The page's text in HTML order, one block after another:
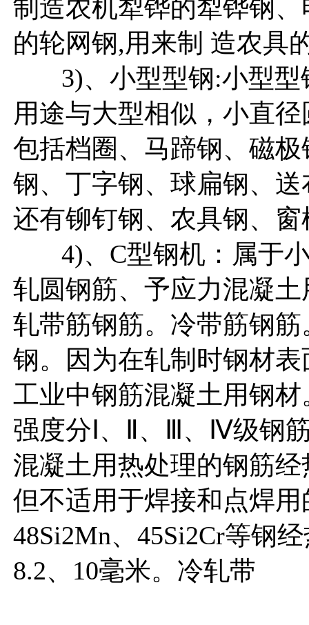
制造农机犁铧的犁铧钢
的轮网钢,用来制 造农具
3)、小型型钢:小型型
用途与大型相似，小直
包括档圈、马蹄钢、磁
钢、丁字钢、球扁钢、
还有铆钉钢、农具钢、窗
4)、C型钢机：属于小
轧圆钢筋、予应力混凝
轧带筋钢筋。冷带筋钢
钢。因为在轧制时钢材
工业中钢筋混凝土用钢
强度分Ⅰ、Ⅱ、Ⅲ、Ⅳ级钢
混凝土用热处理的钢筋
但不适用于焊接和点焊
48Si2Mn、45Si2Cr等钢
8.2、10毫米。冷轧带